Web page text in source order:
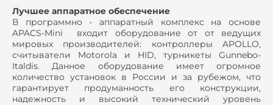
Лучшее аппаратное обеспечение
В программно - аппаратный комплекс на основе
APACS-Mini входит оборудование от от ведущих
мировых производителей: контроллеры APOLLO,
считыватели Motorola и HID, турникеты Gunnebo-
Italdis. Данное оборудование имеет огромное
количество установок в России и за рубежом, что
гарантирует продуманность его конструкции,
надежность и высокий технический уровень